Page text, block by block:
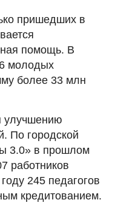
пришедших в
помощь. В
молодых
более 33 млн
улучшению
По городской
3.0» в прошлом
работников
245 педагогов
кредитованием.